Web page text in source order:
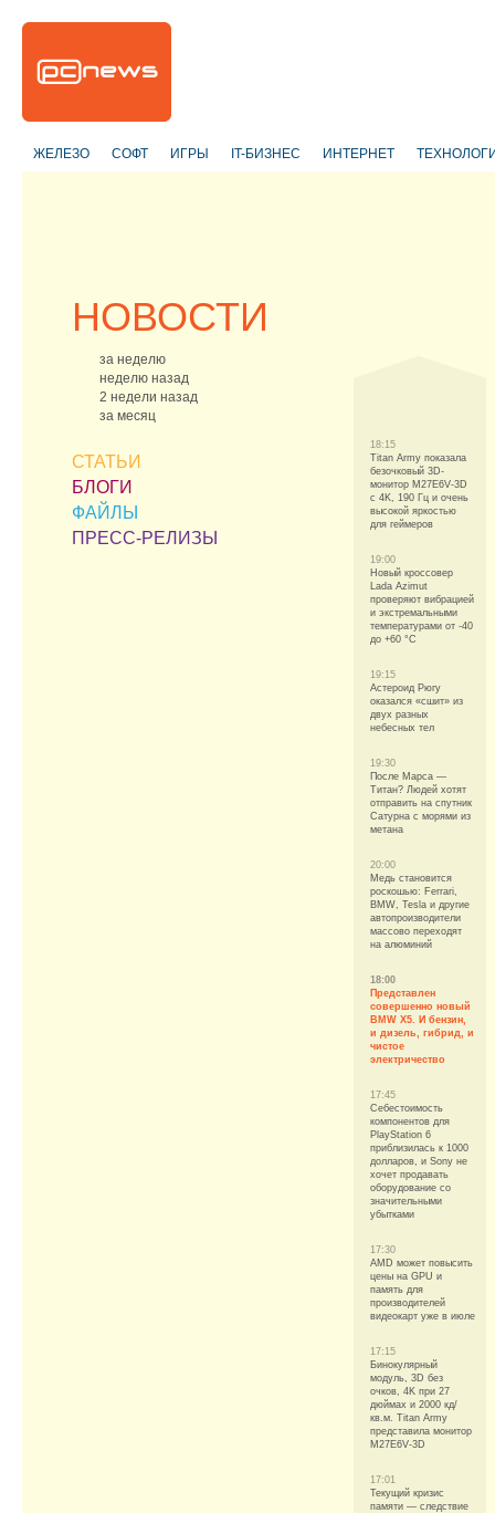
ЖЕЛЕЗО СОФТ ИГРЫ IT-БИЗНЕС ИНТЕРНЕТ
НОВОСТИ
за неделю
неделю назад
2 недели назад
за месяц
СТАТЬИ
БЛОГИ
ФАЙЛЫ
ПРЕСС-РЕЛИЗЫ
18:15
Titan Army показала
безочковый 3D-
монитор M27E6V-3D
с 4K, 190 Гц и очень
высокой яркостью
для геймеров
19:00
Новый кроссовер
Lada Azimut
проверяют вибрацией
и экстремальными
температурами от -40
до +60 °C
19:15
Астероид Рюгу
оказался «сшит» из
двух разных
небесных тел
19:30
После Марса —
Титан? Людей хотят
отправить на спутник
Сатурна с морями из
метана
20:00
Медь становится
роскошью: Ferrari,
BMW, Tesla и другие
автопроизводители
массово переходят
на алюминий
18:00
Представлен
совершенно новый
BMW X5. И бензин,
и дизель, гибрид, и
чистое
электричество
17:45
Себестоимость
компонентов для
PlayStation 6
приблизилась к 1000
долларов, и Sony не
хочет продавать
оборудование со
значительными
убытками
17:30
AMD может повысить
цены на GPU и
память для
производителей
видеокарт уже в июле
17:15
Бинокулярный
модуль, 3D без
очков, 4K при 27
дюймах и 2000 кд/
кв.м. Titan Army
представила монитор
M27E6V-3D
17:01
Текущий кризис
памяти — следствие